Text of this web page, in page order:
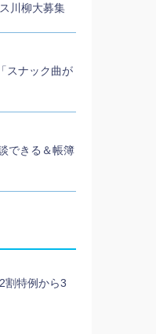
川柳大募集
スナック曲が
できる＆帳簿
割特例から3